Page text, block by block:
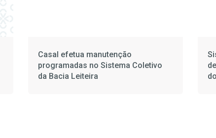
Casal efetua manutenção
programadas no Sistema Coletivo
da Bacia Leiteira